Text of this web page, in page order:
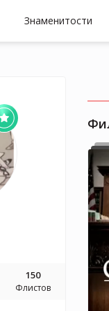
Знаменитости
150
Флистов